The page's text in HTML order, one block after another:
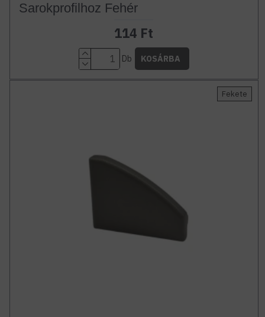
Sarokprofilhoz Fehér
114 Ft
Db KOSÁRBA
Fekete